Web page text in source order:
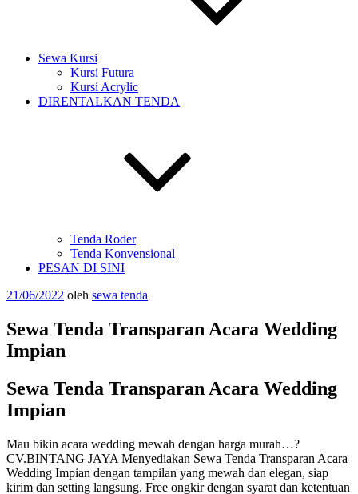
Sewa Kursi
Kursi Futura
Kursi Acrylic
DIRENTALKAN TENDA
Tenda Roder
Tenda Konvensional
PESAN DI SINI
Diposkan
21/06/2022 oleh sewa tenda
Sewa Tenda Transparan Acara Wedding
Impian
Sewa Tenda Transparan Acara Wedding
Impian
Mau bikin acara wedding mewah dengan harga murah…?
CV.BINTANG JAYA Menyediakan Sewa Tenda Transparan Acara
Wedding Impian dengan tampilan yang mewah dan elegan, siap
kirim dan setting langsung. Free ongkir dengan syarat dan ketentuan